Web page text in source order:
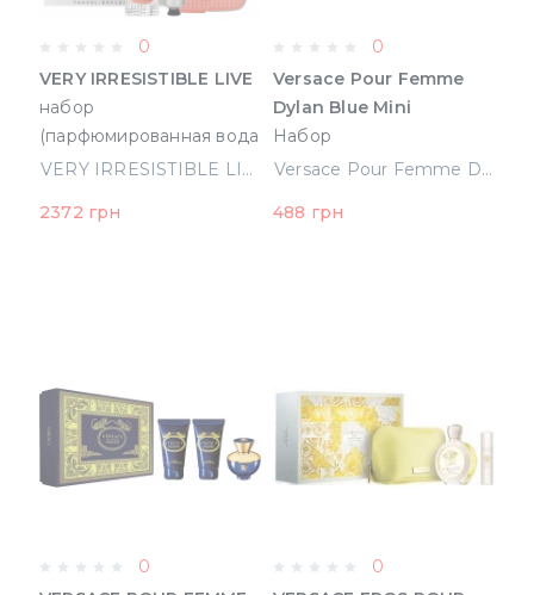
0
VERY IRRESISTIBLE LIVE
набор
(парфюмированная вода
75 ml+75 ml лосьон для
(3274872362918)
VERY IRRESISTIBLE LIVE набор (парфюмированная вода 75 ml+75 ml лосьон для тела+косметичка) (3274872362918)
2372 грн
0
Versace Pour Femme
Dylan Blue Mini
Набор
(Парфюмированная
Тела 25 ml + Гель Для
Versace Pour Femme Dylan Blue Mini Набор (Парфюмированная вода 5 ml+ Лосьон Для Тела 25 ml + Гель Для Душа 25 ml) (8011003842834)
488 грн
0
0